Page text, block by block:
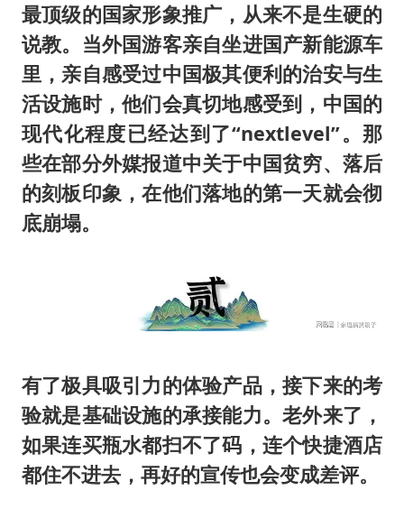
最顶级的国家形象推广，从来不是生硬的
说教。当外国游客亲自坐进国产新能源车
里，亲自感受过中国极其便利的治安与生
活设施时，他们会真切地感受到，中国的
现代化程度已经达到了“nextlevel”。那
些在部分外媒报道中关于中国贫穷、落后
的刻板印象，在他们落地的第一天就会彻
底崩塌。
有了极具吸引力的体验产品，接下来的考
验就是基础设施的承接能力。老外来了，
如果连买瓶水都扫不了码，连个快捷酒店
都住不进去，再好的宣传也会变成差评。